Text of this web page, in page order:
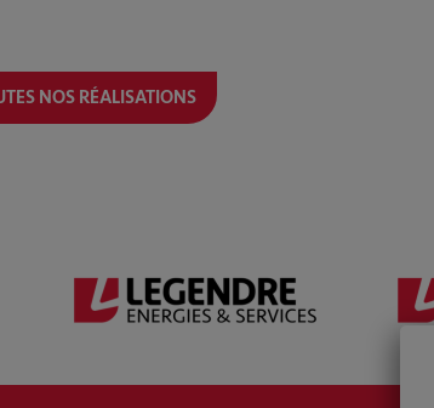
NOS RÉALISATIONS